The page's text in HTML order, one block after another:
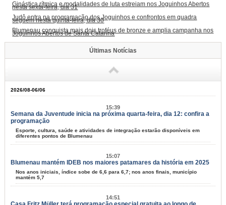
Ginástica rítmica e modalidades de luta estreiam nos Joguinhos Abertos
nesta sexta-feira, dia 31
Judô entra na programação dos Joguinhos e confrontos em quadra
seguem nesta quinta-feira, dia 30
Blumenau conquista mais dois troféus de bronze e amplia campanha nos
Joguinhos Abertos de Santa Catarina
Últimas Notícias
2026/08-06/06
15:39
Semana da Juventude inicia na próxima quarta-feira, dia 12: confira a
programação
Esporte, cultura, saúde e atividades de integração estarão disponíveis em
diferentes pontos de Blumenau
15:07
Blumenau mantém IDEB nos maiores patamares da história em 2025
Nos anos iniciais, índice sobe de 6,6 para 6,7; nos anos finais, município
mantém 5,7
14:51